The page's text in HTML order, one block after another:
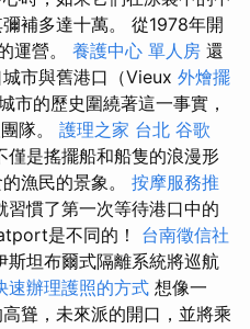
補多達十萬。 從1978年開
運營。 養護中心 單人房 還
市與舊港口（Vieux 外燴擺
市的歷史圍繞著這一事實，
隊。 護理之家 台北 谷歌
僅是搖擺船和船隻的浪漫形
漁民的景象。 按摩服務推
慣了第一次等待港口中的
是不同的！ 台南徵信社
斯坦布爾式隔離系統將巡航
速辦理護照的方式 想像一
聳，未來派的開口，並將乘